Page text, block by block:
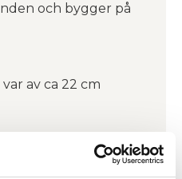
och bygger på
av ca 22 cm